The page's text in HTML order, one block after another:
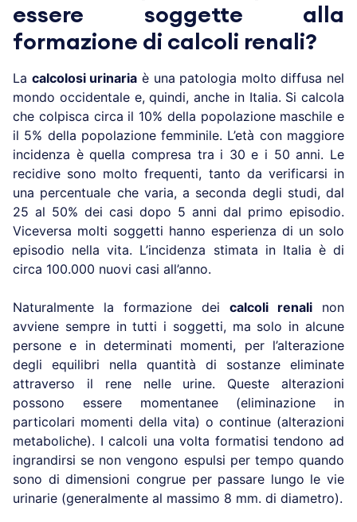
essere soggette alla
formazione di calcoli renali?
La calcolosi urinaria è una patologia molto diffusa nel
mondo occidentale e, quindi, anche in Italia. Si calcola
che colpisca circa il 10% della popolazione maschile e
il 5% della popolazione femminile. L’età con maggiore
incidenza è quella compresa tra i 30 e i 50 anni. Le
recidive sono molto frequenti, tanto da verificarsi in
una percentuale che varia, a seconda degli studi, dal
25 al 50% dei casi dopo 5 anni dal primo episodio.
Viceversa molti soggetti hanno esperienza di un solo
episodio nella vita. L’incidenza stimata in Italia è di
circa 100.000 nuovi casi all’anno.
Naturalmente la formazione dei calcoli renali non
avviene sempre in tutti i soggetti, ma solo in alcune
persone e in determinati momenti, per l’alterazione
degli equilibri nella quantità di sostanze eliminate
attraverso il rene nelle urine. Queste alterazioni
possono essere momentanee (eliminazione in
particolari momenti della vita) o continue (alterazioni
metaboliche). I calcoli una volta formatisi tendono ad
ingrandirsi se non vengono espulsi per tempo quando
sono di dimensioni congrue per passare lungo le vie
urinarie (generalmente al massimo 8 mm. di diametro).